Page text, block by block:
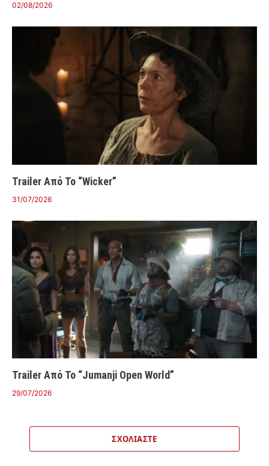
02/08/2026
Trailer Από Το “Wicker”
31/07/2026
Trailer Από Το “Jumanji Open World”
29/07/2026
ΣΧΟΛΙΆΣΤΕ